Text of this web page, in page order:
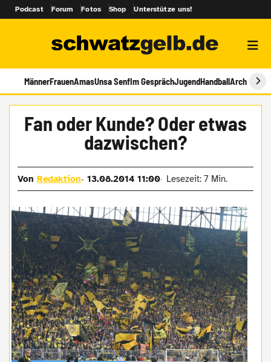
Podcast Forum Fotos Shop Unterstütze uns!
MännerFrauenAmasUnsa SenfIm GesprächJugendHandballArchiv
Fan oder Kunde? Oder etwas
dazwischen?
VonRedaktion 13.08.2014 11:00 Lesezeit: 7 Min.